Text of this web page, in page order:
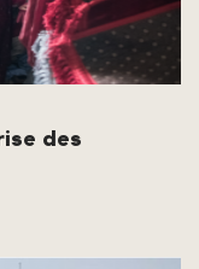
des